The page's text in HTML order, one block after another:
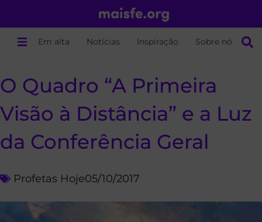
Em alta Notícias Inspiração Sobre nós
O Quadro “A Primeira
Visão à Distância” e a Luz
da Conferência Geral
Profetas Hoje05/10/2017